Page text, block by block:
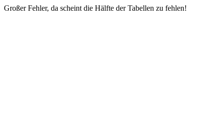
Großer Fehler, da scheint die Hälfte der Tabellen zu fehlen!